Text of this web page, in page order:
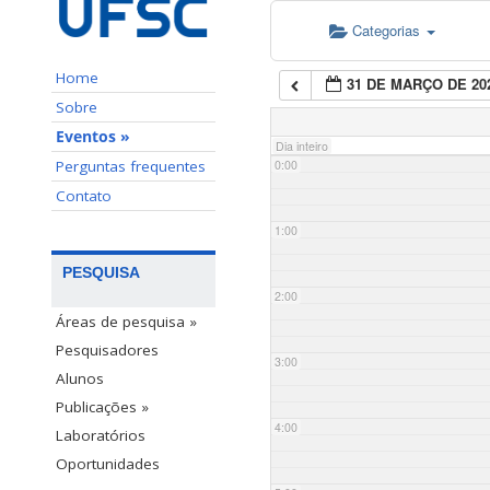
Home
Sobre
Eventos »
Perguntas frequentes
Contato
PESQUISA
Áreas de pesquisa »
Pesquisadores
Alunos
Publicações »
Laboratórios
Oportunidades
Categorias
31 DE MARÇO DE
Dia inteiro
0:00
1:00
2:00
3:00
4:00